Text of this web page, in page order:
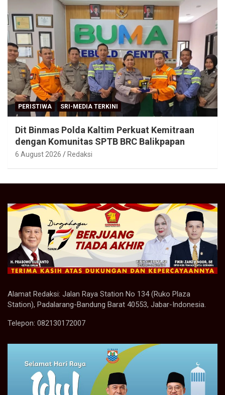
PERISTIWA SRI-MEDIA TERKINI
Dit Binmas Polda Kaltim Perkuat Kemitraan
dengan Komunitas SPTB BRC Balikpapan
6 August 2026 Redaksi
Alamat Redaksi: Jalan Raya Station No 134 (Ruko Plaza
Station), Padalarang-Bandung Barat 40553, Jabar-Indonesia.
Telepon: 082130172007